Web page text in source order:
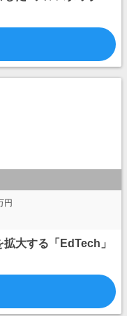
円
大する「EdTech」